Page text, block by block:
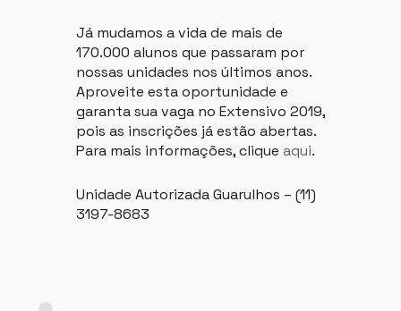
Já mudamos a vida de mais de
170.000 alunos que passaram por
nossas unidades nos últimos anos.
Aproveite esta oportunidade e
garanta sua vaga no Extensivo 2019,
pois as inscrições já estão abertas.
Para mais informações, clique aqui.
Unidade Autorizada Guarulhos – (11)
3197-8683